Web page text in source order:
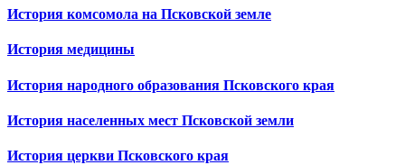
История комсомола на Псковской земле
История медицины
История народного образования Псковского края
История населенных мест Псковской земли
История церкви Псковского края